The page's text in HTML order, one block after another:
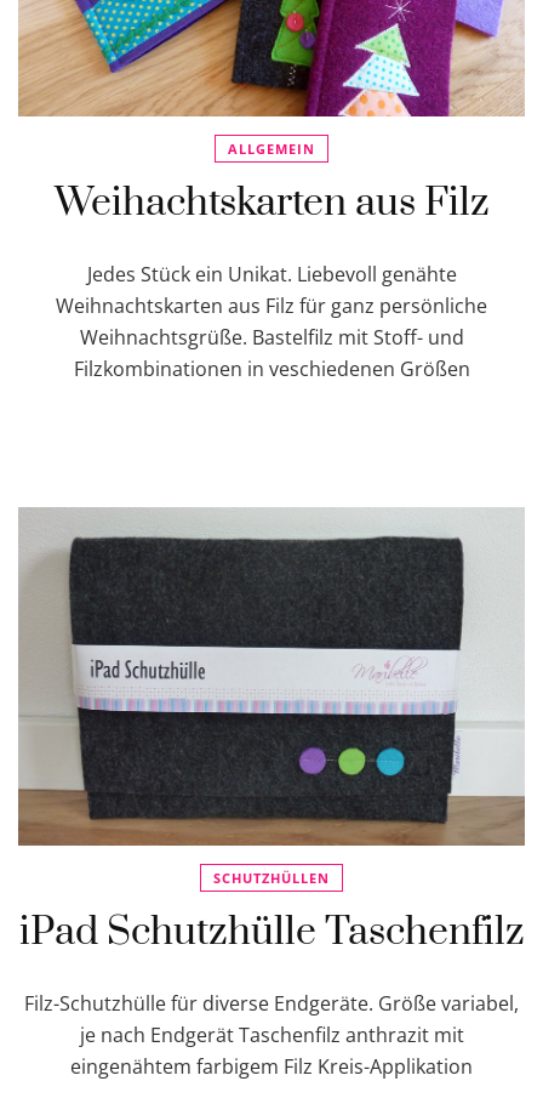
ALLGEMEIN
Weihachtskarten aus Filz
Jedes Stück ein Unikat. Liebevoll genähte
Weihnachtskarten aus Filz für ganz persönliche
Weihnachtsgrüße. Bastelfilz mit Stoff- und
Filzkombinationen in veschiedenen Größen
SCHUTZHÜLLEN
iPad Schutzhülle Taschenfilz
Filz-Schutzhülle für diverse Endgeräte. Größe variabel,
je nach Endgerät Taschenfilz anthrazit mit
eingenähtem farbigem Filz Kreis-Applikation